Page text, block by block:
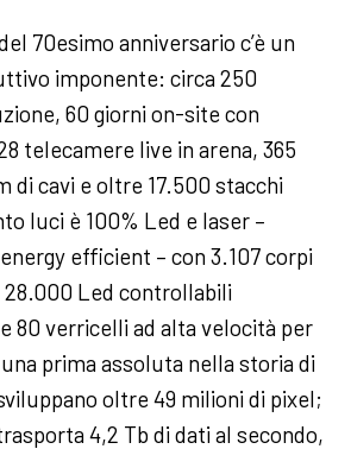
70esimo anniversario c’è un
imponente: circa 250
60 giorni on-site con
telecamere live in arena, 365
di cavi e oltre 17.500 stacchi
luci è 100% Led e laser –
efficient – con 3.107 corpi
Led controllabili
80 verricelli ad alta velocità per
prima assoluta nella storia di
oltre 49 milioni di pixel;
4,2 Tb di dati al secondo,